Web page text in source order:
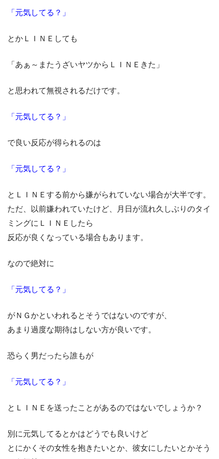
「元気してる？」
とかＬＩＮＥしても
「あぁ～またうざいヤツからＬＩＮＥきた」
と思われて無視されるだけです。
「元気してる？」
で良い反応が得られるのは
「元気してる？」
とＬＩＮＥする前から嫌がられていない場合が大半です。
ただ、以前嫌われていたけど、月日が流れ久しぶりのタイ
ミングにＬＩＮＥしたら
反応が良くなっている場合もあります。
なので絶対に
「元気してる？」
がＮＧかといわれるとそうではないのですが、
あまり過度な期待はしない方が良いです。
恐らく男だったら誰もが
「元気してる？」
とＬＩＮＥを送ったことがあるのではないでしょうか？
別に元気してるとかはどうでも良いけど
とにかくその女性を抱きたいとか、彼女にしたいとかそう